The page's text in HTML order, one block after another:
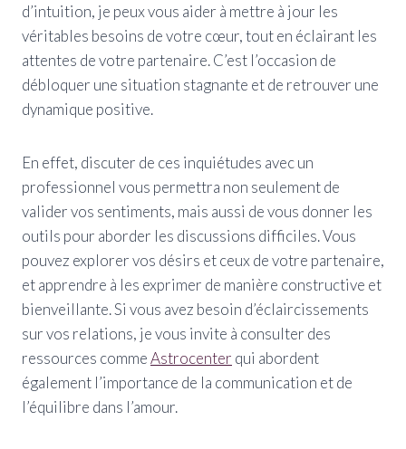
d’intuition, je peux vous aider à mettre à jour les
véritables besoins de votre cœur, tout en éclairant les
attentes de votre partenaire. C’est l’occasion de
débloquer une situation stagnante et de retrouver une
dynamique positive.
En effet, discuter de ces inquiétudes avec un
professionnel vous permettra non seulement de
valider vos sentiments, mais aussi de vous donner les
outils pour aborder les discussions difficiles. Vous
pouvez explorer vos désirs et ceux de votre partenaire,
et apprendre à les exprimer de manière constructive et
bienveillante. Si vous avez besoin d’éclaircissements
sur vos relations, je vous invite à consulter des
ressources commeAstrocenter qui abordent
également l’importance de la communication et de
l’équilibre dans l’amour.